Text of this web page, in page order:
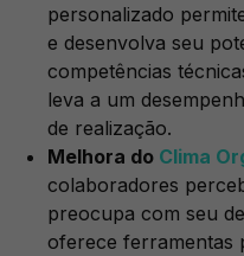
personalizado
e desenvolva seu
competências
leva a um
de realização.
Melhora do Clima
colaboradores
preocupa com seu
oferece ferramentas